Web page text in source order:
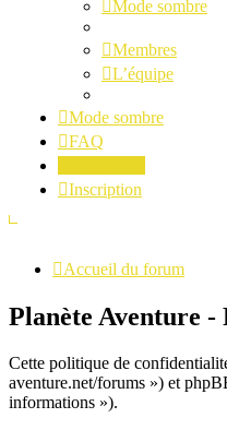
Mode sombre
Membres
L’équipe
Mode sombre
FAQ
Inscription
Accueil du forum
Planète Aventure
Cette politique de
aventure.net/forums ») et
informations »).